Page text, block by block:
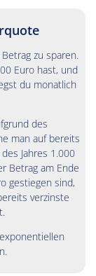
zu sparen.
Euro hast, und
du monatlich
des
man auf bereits
Jahres 1.000
Betrag am Ende
gestiegen sind,
verzinste